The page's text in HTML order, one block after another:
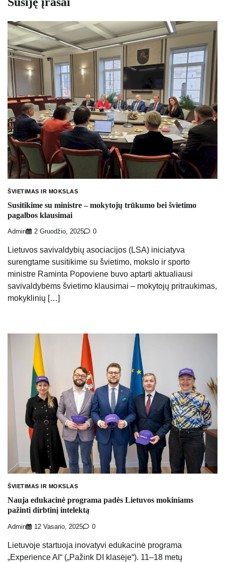
ŠVIETIMAS IR MOKSLAS
Susitikime su ministre – mokytojų trūkumo bei švietimo
pagalbos klausimai
Admin 2 Gruodžio, 2025 0
Lietuvos savivaldybių asociacijos (LSA) iniciatyva
surengtame susitikime su švietimo, mokslo ir sporto
ministre Raminta Popoviene buvo aptarti aktualiausi
savivaldybėms švietimo klausimai – mokytojų pritraukimas,
mokyklinių […]
ŠVIETIMAS IR MOKSLAS
Nauja edukacinė programa padės Lietuvos mokiniams
pažinti dirbtinį intelektą
Admin 12 Vasario, 2025 0
Lietuvoje startuoja inovatyvi edukacinė programa
„Experience AI“ („Pažink DI klasėje“). 11–18 metų